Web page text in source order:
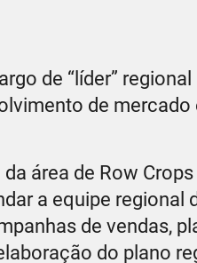
de “líder” regional
de mercado
área de Row
a equipe regional
de vendas,
do plano